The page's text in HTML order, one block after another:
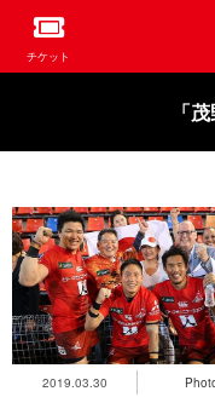
チケット
「
2019.03.30